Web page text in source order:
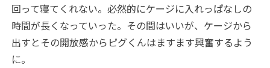
回って寝てくれない。必然的にケージに入れっぱなしの
時間が長くなっていった。その間はいいが、ケージから
出すとその開放感からピグくんはますます興奮するよう
に。